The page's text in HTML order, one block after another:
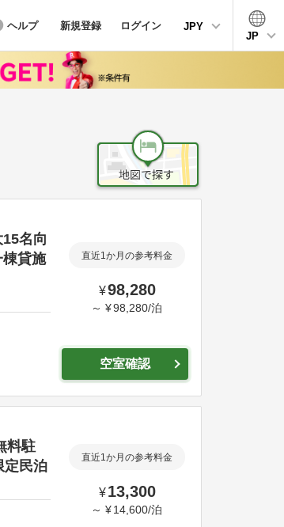
ヘルプ 新規登録 ログイン
JPY
JP
名向
貸施
直近1か月の参考料金
¥98,280
～ ¥98,280/泊
空室確認
料駐
定民泊
直近1か月の参考料金
¥ 13,300
～ ¥ 14,600/泊